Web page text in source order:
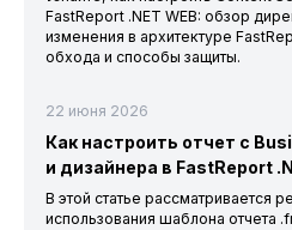
FastReport .NET WEB: обзор
изменения в архитектуре
обхода и способы защиты.
22 июня 2026
Как настроить отчет с
и дизайнера в FastReport
В этой статье рассматривается
использования шаблона отчета